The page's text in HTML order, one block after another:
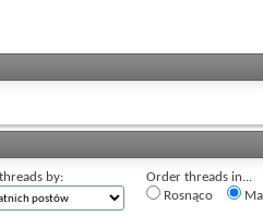
by:
Order threads in...
Rosnąco